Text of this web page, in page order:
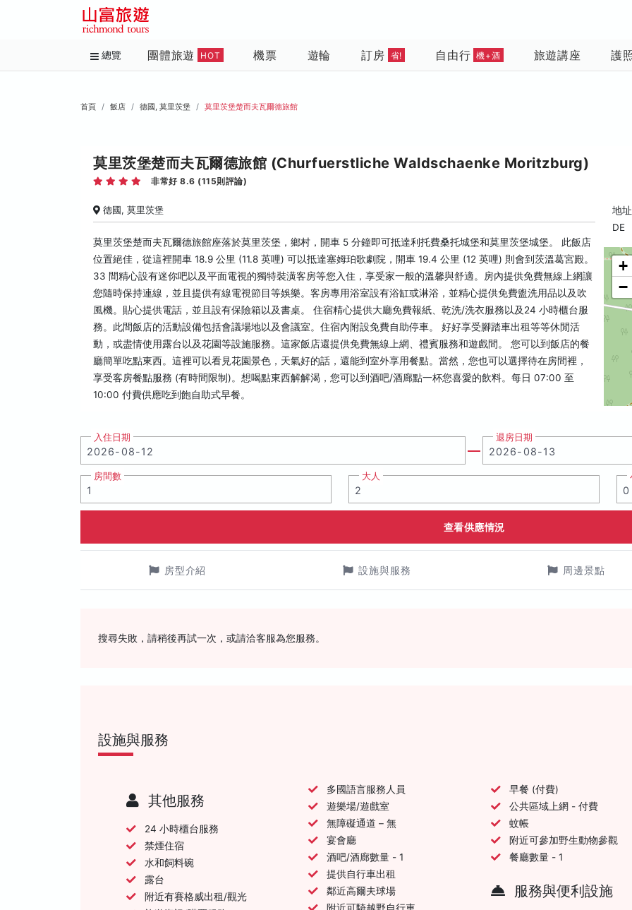
總覽 團體旅遊 HOT 機票 遊輪 訂房 省! 自由行 機+酒 旅遊講座 護
首頁 飯店 德國, 莫里茨堡 莫里茨堡楚而夫瓦爾德旅館
莫里茨堡楚而夫瓦爾德旅館 (Churfuerstliche Waldschaenke Moritzburg)
非常好 8.6 (115則評論)
德國, 莫里茨堡
莫里茨堡楚而夫瓦爾德旅館座落於莫里茨堡，鄉村，開車 5 分鐘即可抵達利托費桑托城堡和莫里茨堡城堡。 此飯店
位置絕佳，從這裡開車 18.9 公里 (11.8 英哩) 可以抵達塞姆珀歌劇院，開車 19.4 公里 (12 英哩) 則會到茨溫葛宮殿。
33 間精心設有迷你吧以及平面電視的獨特裝潢客房等您入住，享受家一般的溫馨與舒適。房內提供免費無線上網讓
您隨時保持連線，並且提供有線電視節目等娛樂。客房專用浴室設有浴缸或淋浴，並精心提供免費盥洗用品以及吹
風機。貼心提供電話，並且設有保險箱以及書桌。 住宿精心提供大廳免費報紙、乾洗/洗衣服務以及24 小時櫃台服
務。此間飯店的活動設備包括會議場地以及會議室。住宿內附設免費自助停車。 好好享受腳踏車出租等等休閒活
動，或盡情使用露台以及花園等設施服務。這家飯店還提供免費無線上網、禮賓服務和遊戲間。 您可以到飯店的餐
廳簡單吃點東西。這裡可以看見花園景色，天氣好的話，還能到室外享用餐點。當然，您也可以選擇待在房間裡，
享受客房餐點服務 (有時間限制)。想喝點東西解解渴，您可以到酒吧/酒廊點一杯您喜愛的飲料。每日 07:00 至
10:00 付費供應吃到飽自助式早餐。
地
DE
+
−
入住日期 退房日期
房間數 大人
查看供應情況
房型介紹 設施與服務 周邊景點
搜尋失敗，請稍後再試一次，或請洽客服為您服務。
設施與服務
其他服務
24 小時櫃台服務
禁煙住宿
水和飼料碗
露台
附近有賽格威出租/觀光
多國語言服務人員
遊樂場/遊戲室
無障礙通道 – 無
宴會廳
酒吧/酒廊數量 - 1
提供自行車出租
鄰近高爾夫球場
附近可騎越野自行車
早餐 (付費)
公共區域上網 - 付費
蚊帳
附近可參加野生動物參觀
餐廳數量 - 1
服務與便利設施